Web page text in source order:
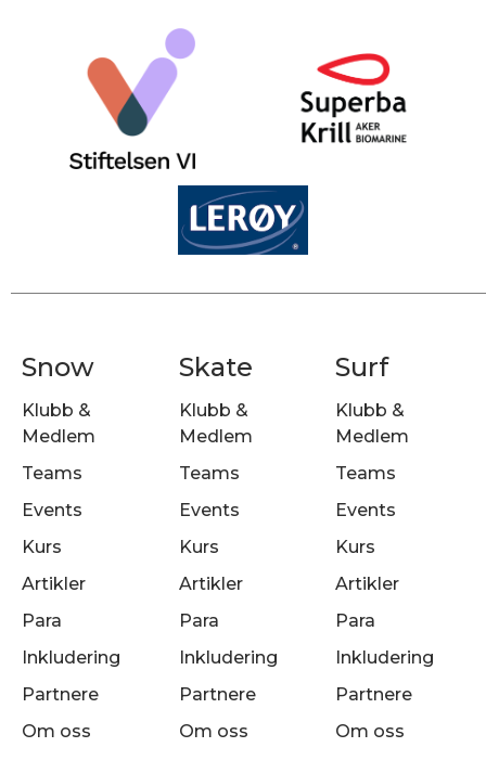
Snow
Klubb &
Medlem
Teams
Events
Kurs
Artikler
Para
Inkludering
Partnere
Om oss
Skate
Klubb &
Medlem
Teams
Events
Kurs
Artikler
Para
Inkludering
Partnere
Om oss
Surf
Klubb &
Medlem
Teams
Events
Kurs
Artikler
Para
Inkludering
Partnere
Om oss